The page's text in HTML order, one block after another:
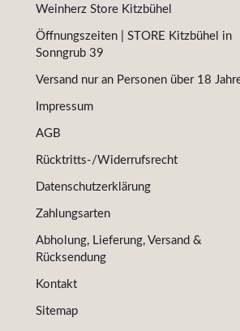
Weinherz Store Kitzbühel
Öffnungszeiten | STORE Kitzbühel in
Sonngrub 39
Versand nur an Personen über 18
Impressum
AGB
Rücktritts-/Widerrufsrecht
Datenschutzerklärung
Zahlungsarten
Abholung, Lieferung, Versand &
Rücksendung
Kontakt
Sitemap